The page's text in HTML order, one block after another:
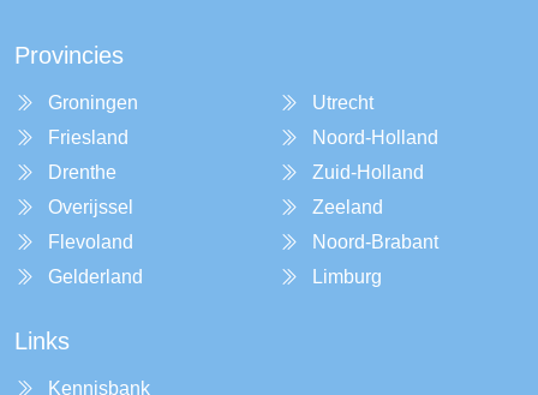
Provincies
Groningen
Friesland
Drenthe
Overijssel
Flevoland
Gelderland
Utrecht
Noord-Holland
Zuid-Holland
Zeeland
Noord-Brabant
Limburg
Links
Kennisbank